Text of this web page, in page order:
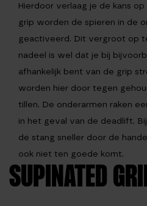
Hierdoor verlaag je de kans
grip worden de spieren in de
geactiveerd. Dit vergroot op
nadeel is wel dat je bij
afhankelijk bent van de grip
worden hier door tegen
tillen. De onderarmen raken
in het geval van de deadlift.
de stang sneller door de
ook niet ten goede komt.
SUPINATED